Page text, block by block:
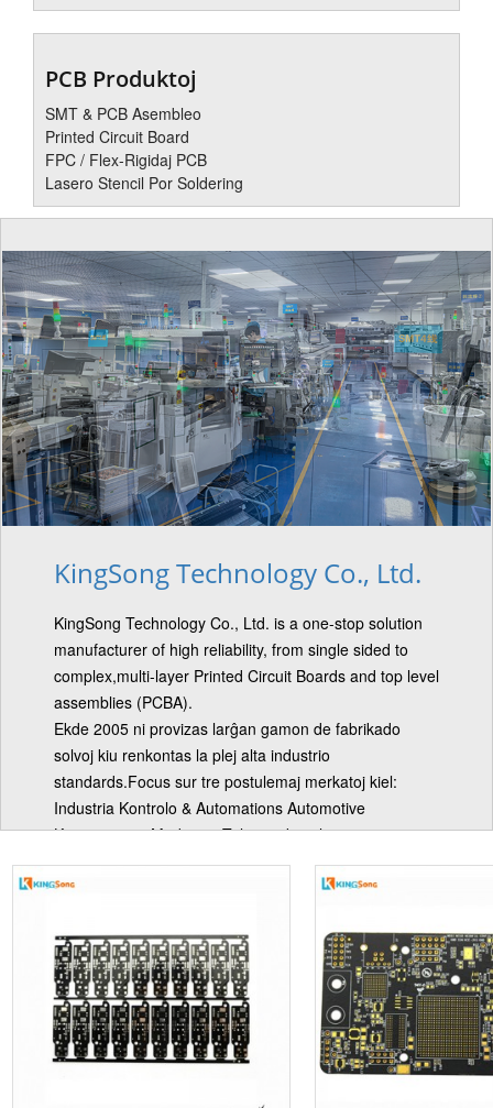
PCB Produktoj
SMT & PCB Asembleo
Printed Circuit Board
FPC / Flex-Rigidaj PCB
Lasero Stencil Por Soldering
KingSong Technology Co., Ltd.
KingSong Technology Co., Ltd. is a one-stop solution
manufacturer of high reliability, from single sided to
complex,multi-layer Printed Circuit Boards and top level
assemblies (PCBA).
Ekde 2005 ni provizas larĝan gamon de fabrikado
solvoj kiu renkontas la plej alta industrio
standards.Focus sur tre postulemaj merkatoj kiel:
Industria Kontrolo & Automations Automotive
Konsumanto, Medicina, Telecom kaj pli. ......